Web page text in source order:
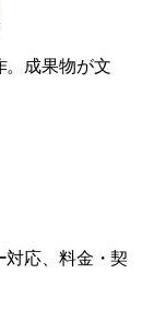
。成果物が文
応、料金・契